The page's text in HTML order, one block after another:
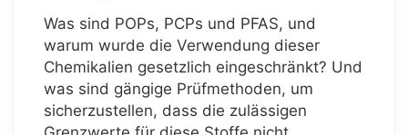
Was sind POPs, PCPs und PFAS, und
warum wurde die Verwendung dieser
Chemikalien gesetzlich eingeschränkt? Und
was sind gängige Prüfmethoden, um
sicherzustellen, dass die zulässigen